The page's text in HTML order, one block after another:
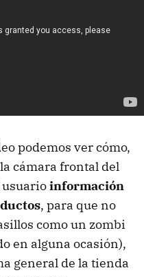
podemos ver cómo,
cámara frontal del
información
, para que no
como un zombi
en alguna ocasión),
general de la tienda